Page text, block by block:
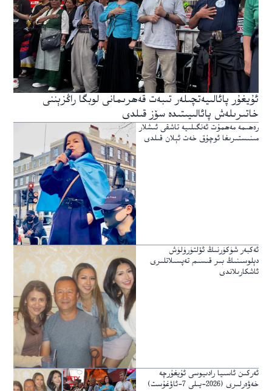
ئۇيغۇر پائالىيەتچىلەر تىبەت قەھرىمانى لوبگا راڭزېننى
خاتىرىلەش پائالىيىتىدە سۆز قىلدى
رەھىمە مەھمۇت ئەنگىلىيە تاشقى ئىشلار
مىنىستىرىغا ئوچۇق خەت ئېلان قىلدى
ئەكبەر شۈكۈرنىڭ ئۆلتۈرۈلۈش
دېلوسىنىڭ بىر قىسىم تەپسىلاتلىرى
ئاشكارىلاندى
ئەركىن ئاسىيا رادىيوسى ئۇيغۇرچە
خەۋەرلىرى (2026-يىلى 7-ئاۋغۇست)